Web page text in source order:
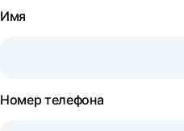
Имя
Номер телефона